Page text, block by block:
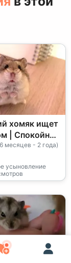
хомяк ищет
| Спокойный
месяцев - 2 года)
усыновление